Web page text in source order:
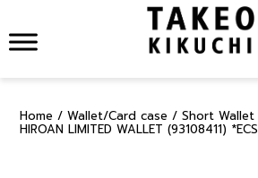
content
Home / Wallet/Card case / Short Wallet
HIROAN LIMITED WALLET (93108411) *ECS